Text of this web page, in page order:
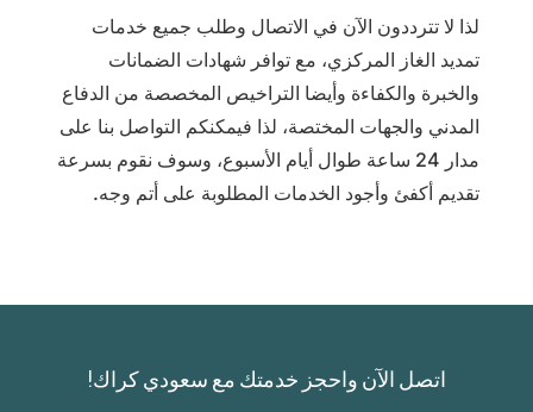
لذا لا تترددون الآن في الاتصال وطلب جميع خدمات
تمديد الغاز المركزي، مع توافر شهادات الضمانات
والخبرة والكفاءة وأيضا التراخيص المخصصة من الدفاع
المدني والجهات المختصة، لذا فيمكنكم التواصل بنا على
مدار 24 ساعة طوال أيام الأسبوع، وسوف نقوم بسرعة
تقديم أكفئ وأجود الخدمات المطلوبة على أتم وجه.
اتصل الآن واحجز خدمتك مع سعودي كراك!